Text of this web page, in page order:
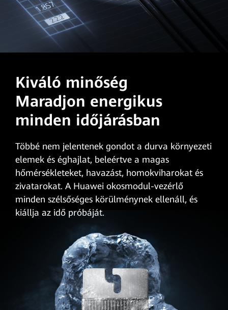
Kiváló minőség
Maradjon energikus
minden időjárásban
Többé nem jelentenek gondot a durva környezeti
elemek és éghajlat, beleértve a magas
hőmérsékleteket, havazást, homokviharokat és
zivatarokat. A Huawei okosmodul-vezérlő
minden szélsőséges körülménynek ellenáll, és
kiállja az idő próbáját.